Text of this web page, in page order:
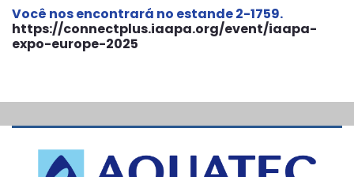
Você nos encontrará no estande 2-1759.
https://connectplus.iaapa.org/event/iaapa-
expo-europe-2025